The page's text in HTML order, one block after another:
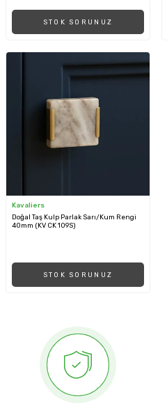
STOK SORUNUZ
Kavaliers
Doğal Taş Kulp Parlak Sarı/Kum Rengi
40mm (KV CK 109S)
STOK SORUNUZ